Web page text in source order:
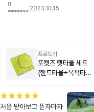
리 안아파서 좋아요
미
*******
2023.10.15
프로도기
포켓즈 펫타올 세트
(핸드타올+목욕타올)
처음 받아보고 뜯자마자